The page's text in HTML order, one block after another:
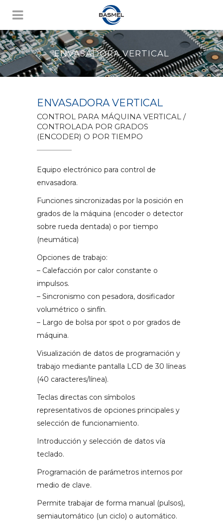
ENVASADORA VERTICAL
ENVASADORA VERTICAL
CONTROL PARA MÁQUINA VERTICAL /
CONTROLADA POR GRADOS
(ENCODER) O POR TIEMPO
Equipo electrónico para control de
envasadora.
Funciones sincronizadas por la posición en
grados de la máquina (encoder o detector
sobre rueda dentada) o por tiempo
(neumática)
Opciones de trabajo:
– Calefacción por calor constante o
impulsos.
– Sincronismo con pesadora, dosificador
volumétrico o sinfín.
– Largo de bolsa por spot o por grados de
máquina.
Visualización de datos de programación y
trabajo mediante pantalla LCD de 30 líneas
(40 caracteres/línea).
Teclas directas con símbolos
representativos de opciones principales y
selección de funcionamiento.
Introducción y selección de datos vía
teclado.
Programación de parámetros internos por
medio de clave.
Permite trabajar de forma manual (pulsos),
semiautomático (un ciclo) o automático.